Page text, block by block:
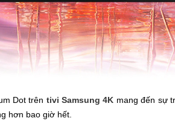
Dot trên tivi Samsung 4K mang đến sự
hơn bao giờ hết.